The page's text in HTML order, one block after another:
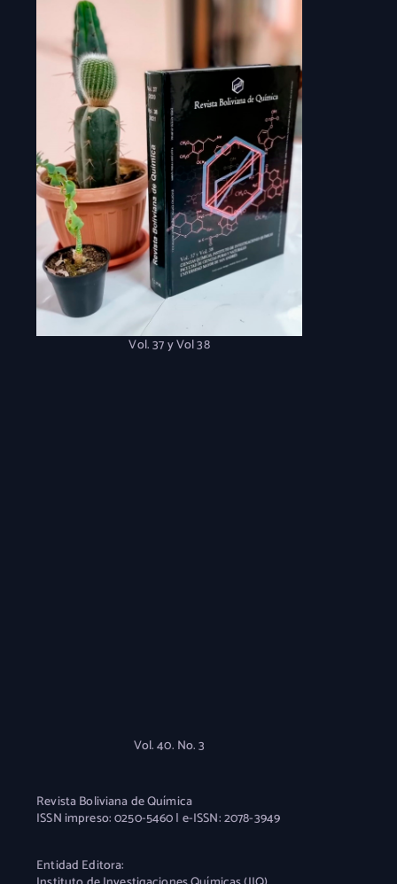
Vol. 37 y Vol 38
Vol. 40. No. 3
Revista Boliviana de Química
ISSN impreso: 0250-5460 | e-ISSN: 2078-3949
Entidad Editora: